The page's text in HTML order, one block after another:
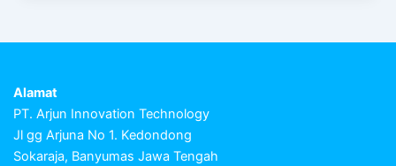
Alamat
PT. Arjun Innovation Technology
Jl gg Arjuna No 1. Kedondong
Sokaraja, Banyumas Jawa Tengah